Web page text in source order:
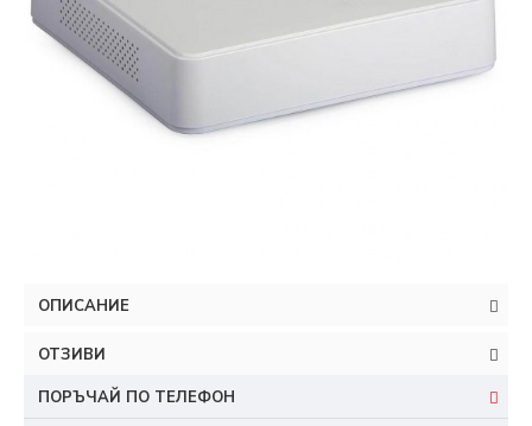
ОПИСАНИЕ
ОТЗИВИ
ПОРЪЧАЙ ПО ТЕЛЕФОН